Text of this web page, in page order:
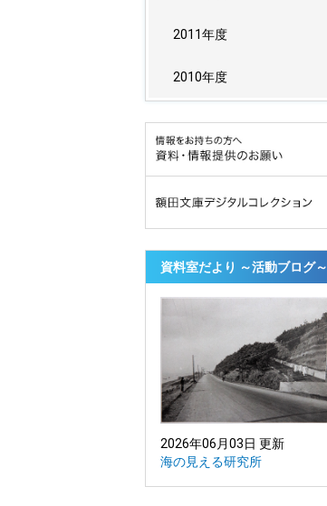
2011年度
2010年度
資料室だより ～活動ブログ～
2026年06月03日 更新
海の見える研究所